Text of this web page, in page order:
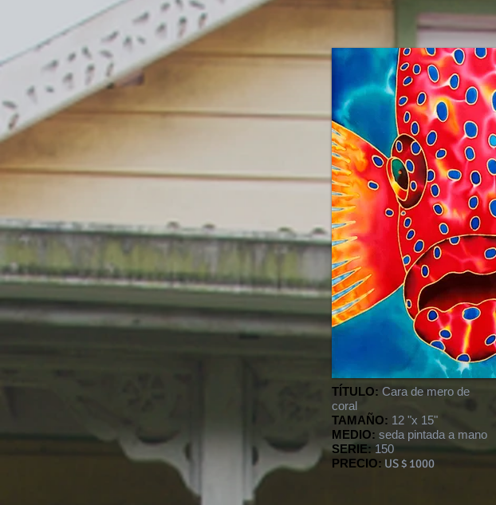
TÍTULO: Cara de mero de
coral
TAMAÑO: 12 "x 15"
MEDIO: seda pintada a mano
SERIE: 150
PRECIO: US $ 1000